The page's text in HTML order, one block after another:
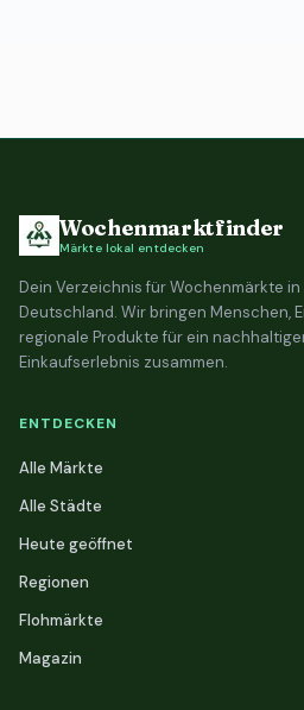
Wochenmarktfinder
Märkte lokal entdecken
Dein Verzeichnis für Wochenmärkte in
Deutschland. Wir bringen Menschen,
regionale Produkte für ein
Einkaufserlebnis zusammen.
ENTDECKEN
Alle Märkte
Alle Städte
Heute geöffnet
Regionen
Flohmärkte
Magazin